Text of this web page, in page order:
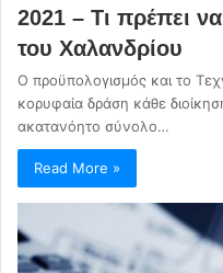
2021 – Τι πρέπει
του Χαλανδρίου
Ο προϋπολογισμός και το
κορυφαία δράση κάθε
ακατανόητο σύνολο…
Read More »